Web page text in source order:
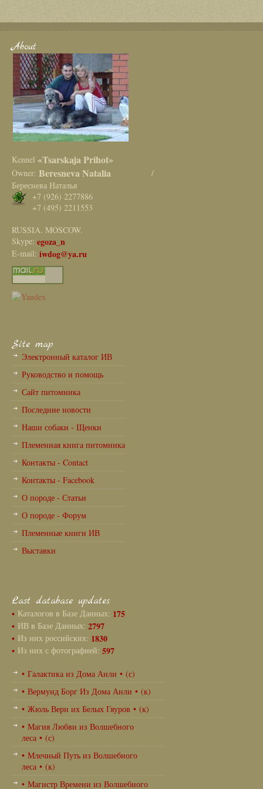
About
Kennel «Tsarskaja Prihot»
Owner: Beresneva Natalia /
Береснева Наталья
+7 (926) 2277886
+7 (495) 2211553
RUSSIA. MOSCOW.
Skype: egoza_n
E-mail: iwdog@ya.ru
Site map
Электронный каталог ИВ
Руководство и помощь
Сайт питомника
Последние новости
Наши собаки - Щенки
Племенная книга питомника
Контакты - Contact
Контакты - Facebook
О породе - Статьи
О породе - Форум
Племенные книги ИВ
Выставки
Last database updates
• Каталогов в Базе Данных: 175
• ИВ в Базе Данных: 2797
• Из них российских: 1830
• Из них с фотографией: 597
• Галактика из Дома Анли • (с)
• Вермунд Борг Из Дома Анли • (к)
• Жюль Верн их Белых Гяуров • (к)
• Магия Любви из Волшебного
леса • (с)
• Млечный Путь из Волшебного
леса • (к)
• Магистр Времени из Волшебного